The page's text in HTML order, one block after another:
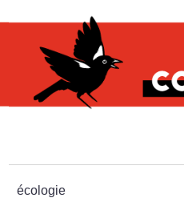
écologie